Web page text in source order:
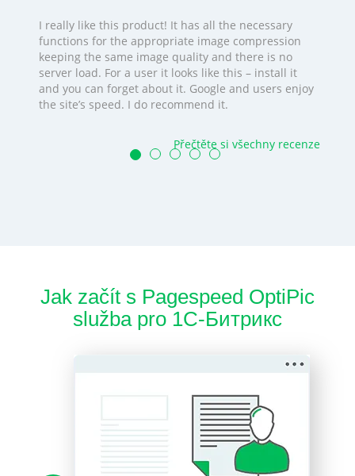
I really like this product! It has all the necessary
functions for the appropriate image compression
keeping the same image quality and there is no
server load. For a user it looks like this – install it
and you can forget about it. Google and users enjoy
the site’s speed. I do recommend it.
Přečtěte si všechny recenze
Jak začít s Pagespeed OptiPic
služba pro 1С-Битрикс